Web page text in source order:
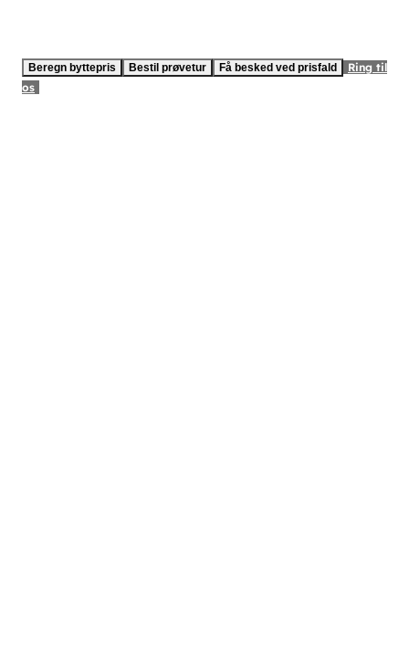
Beregn byttepris Bestil prøvetur Få besked ved prisfald
Ring til
os